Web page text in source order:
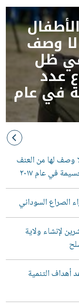
وصف
ظل
عدد
في عام
وصف لها من العنف
في عام ٢٠١٧
الصراع السوداني
لإنشاء ولاية
أهداف التنمية